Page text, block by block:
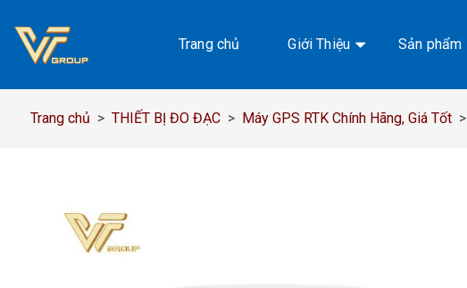
đến
Trang chủ Giới Thiệu Sản phẩm
Trang chủ > THIẾT BỊ ĐO ĐẠC > Máy GPS RTK Chính Hãng, Giá Tốt >